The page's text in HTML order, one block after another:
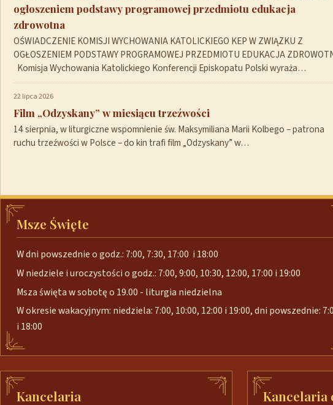
ogłoszeniem podstawy programowej przedmiotu edukacja
zdrowotna
OŚWIADCZENIE KOMISJI WYCHOWANIA KATOLICKIEGO KEP W ZWIĄZKU Z
OGŁOSZENIEM PODSTAWY PROGRAMOWEJ PRZEDMIOTU EDUKACJA
Komisja Wychowania Katolickiego Konferencji Episkopatu Polski wyraża…
22 lipca 2026
Film „Odzyskany” w miesiącu trzeźwości
14 sierpnia, w liturgiczne wspomnienie św. Maksymiliana Marii Kolbego – patrona
ruchu trzeźwości w Polsce – do kin trafi film „Odzyskany” w…
Msze Święte
W dni powszednie o godz.: 7:00, 7:30, 17:00 i 18:00
W niedziele i uroczystości o godz.: 7:00, 9:00, 10:30, 12:00, 17:00 i 19:00
Msza święta w sobotę o 19.00 - liturgia niedzielna
W okresie wakacyjnym: niedziela: 7:00, 10:00, 12:00 i 19:00, dni powszednie:
i 18:00
Kancelaria Kancelaria